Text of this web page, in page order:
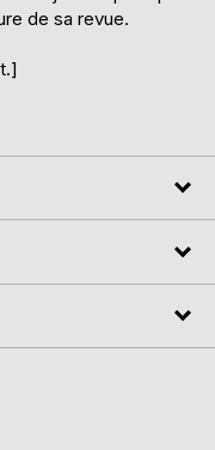
de sa revue.